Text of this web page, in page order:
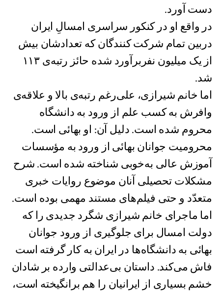
دست آورد.
در واقع او در کنکور سراسری امسالِ ایران
دربین تمام شرکت کنندگان که تعدادشان بیش
از یک میلیون نفربرآورد شده حائز رتبه‌ی ۱۱۳
شد.
اما خانم شیرازی، علی‌رغم رتبه‌ی بالا و علاقه‌ی
وافرش به کسب علم از ورود به دانشگاه
محروم شده است. دلیل آن: او بهائی است.
محرومیت جوانان بهائی از ورود به مؤسسات
آموزش عالی به‌خوبی شناخته شده است. شرح
مشکلات تحصیلی آنان موضوع روایات خبری
متعدّد و حتی فیلم‌های مستند مهمی بوده است.
اما ماجرای خانم شیرازی شگرد جدیدی را که
دولت امسال برای جلوگیری از ورود جوانان
بهائی به دانشگاه‌ها در ایران به کار گرفته است
فاش می‌کند. داستان بی‌عدالتی‌ وارده بر شادان
خشم بسیاری از ایرانیان را هم برانگیخته است،